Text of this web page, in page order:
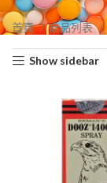
首頁 商品列表
Show sidebar